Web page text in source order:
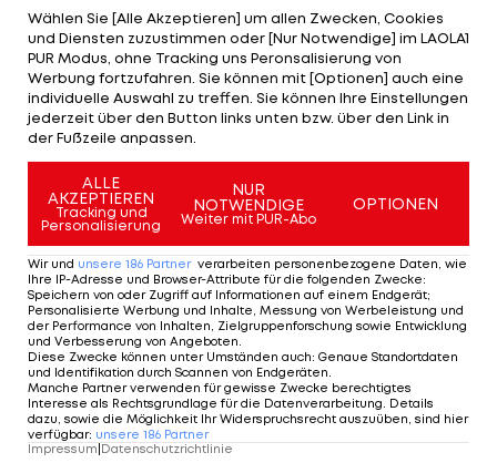
Grosicki (88.) nur noch für Ergebniskosmetik. Nice
hat zudem noch ein Nachtragsspiel gegen
Nantes. Die beiden anderen Sonntags-Spiele
bringen keinen Sieger: Marseille muss sich gegen
Lorient mit einem 1:1 zufrieden geben. Bordeaux
gegen Montpellier endet torlos.
Mehr zum Thema
Wählen Sie [Alle Akzeptieren] um allen Zwecken, Cookies
und Diensten zuzustimmen oder [Nur Notwendige] im LAOLA1
PUR Modus, ohne Tracking uns Peronsalisierung von
Werbung fortzufahren. Sie können mit [Optionen] auch eine
individuelle Auswahl zu treffen. Sie können Ihre Einstellungen
jederzeit über den Button links unten bzw. über den Link in
der Fußzeile anpassen.
ALLE
AKZEPTIEREN
Tracking und
Personalisierung
NUR
NOTWENDIGE
Weiter mit PUR-Abo
OPTIONEN
Wir und unsere 186 Partner verarbeiten personenbezogene Daten, wie
Ihre IP-Adresse und Browser-Attribute für die folgenden Zwecke:
Speichern von oder Zugriff auf Informationen auf einem Endgerät;
Personalisierte Werbung und Inhalte, Messung von Werbeleistung und
der Performance von Inhalten, Zielgruppenforschung sowie Entwicklung
und Verbesserung von Angeboten.
Diese Zwecke können unter Umständen auch: Genaue Standortdaten
und Identifikation durch Scannen von Endgeräten.
Manche Partner verwenden für gewisse Zwecke berechtigtes
Interesse als Rechtsgrundlage für die Datenverarbeitung. Details
dazu, sowie die Möglichkeit Ihr Widerspruchsrecht auszuüben, sind hier
verfügbar: unsere 186 Partner
Impressum Datenschutzrichtlinie